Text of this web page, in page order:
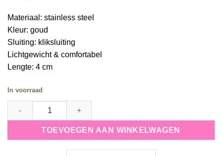
Materiaal: stainless steel
Kleur: goud
Sluiting: kliksluiting
Lichtgewicht & comfortabel
Lengte: 4 cm
In voorraad
TOEVOEGEN AAN WINKELWAGEN